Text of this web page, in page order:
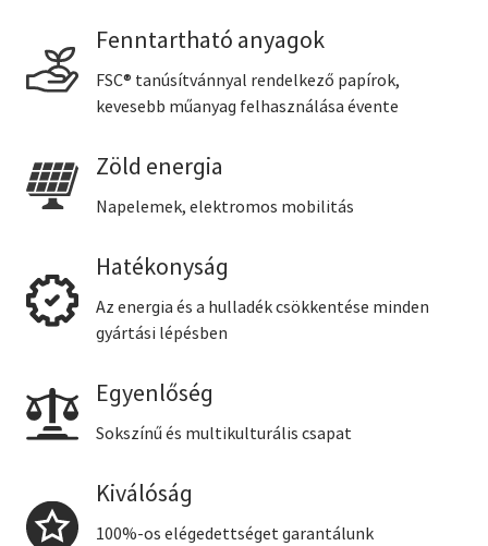
Fenntartható anyagok
FSC® tanúsítvánnyal rendelkező papírok,
kevesebb műanyag felhasználása évente
Zöld energia
Napelemek, elektromos mobilitás
Hatékonyság
Az energia és a hulladék csökkentése minden
gyártási lépésben
Egyenlőség
Sokszínű és multikulturális csapat
Kiválóság
100%-os elégedettséget garantálunk